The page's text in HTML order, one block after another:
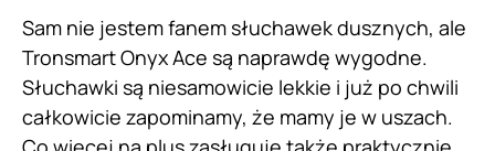
Sam nie jestem fanem słuchawek dusznych, ale
Tronsmart Onyx Ace są naprawdę wygodne.
Słuchawki są niesamowicie lekkie i już po chwili
całkowicie zapominamy, że mamy je w uszach.